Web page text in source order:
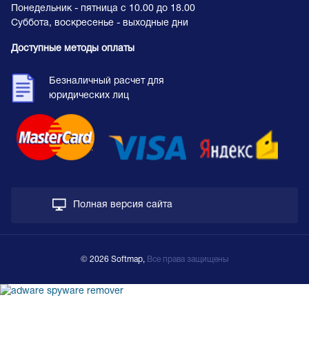
Понедельник - пятница с 10.00 до 18.00
Суббота, воскресенье - выходные дни
Доступные методы оплаты
Безналичный расчет для
юридических лиц
Полная версия сайта
© 2026 Softmap, Все права защищены